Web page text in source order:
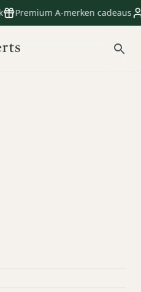
Premium A-merken cadeaus